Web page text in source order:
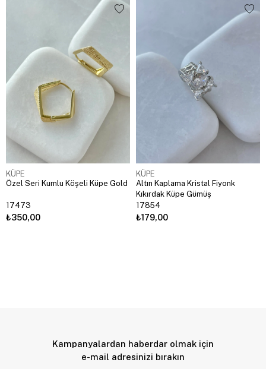
KÜPE
Özel Seri Kumlu Köşeli Küpe Gold
17473
₺350,00
KÜPE
Altın Kaplama Kristal Fiyonk
Kıkırdak Küpe Gümüş
17854
₺179,00
Kampanyalardan haberdar olmak için
e-mail adresinizi bırakın